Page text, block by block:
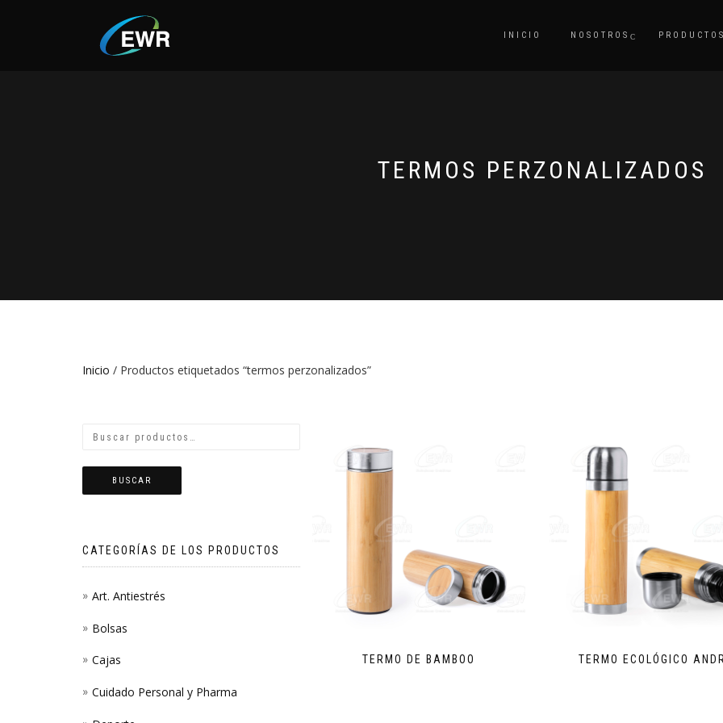
INICIO NOSOTROS
TERMOS PERZONALIZADOS
Inicio / Productos etiquetados “termos perzonalizados”
TERMO DE BAMBOO TERMO ECOLÓGICO
BUSCAR
CATEGORÍAS DE LOS PRODUCTOS
Art. Antiestrés
Bolsas
Cajas
Cuidado Personal y Pharma